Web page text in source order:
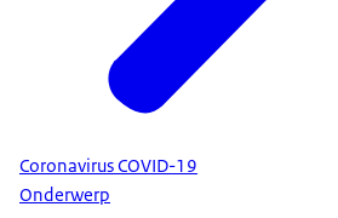
Coronavirus COVID-19
Onderwerp